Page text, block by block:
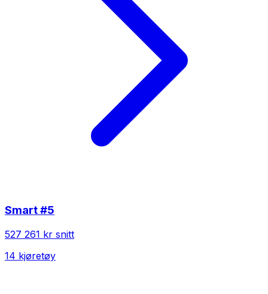
Smart#5
527 261 kr snitt
14 kjøretøy